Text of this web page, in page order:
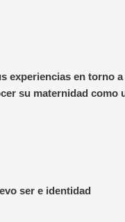
en
su maternidad
ser e identidad